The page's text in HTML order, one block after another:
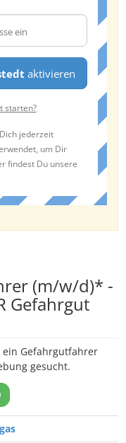
aktivieren
starten?
jederzeit
um Dir
findest Du unsere
(m/w/d)* -
Gefahrgut
ein Gefahrgutfahrer
gesucht.